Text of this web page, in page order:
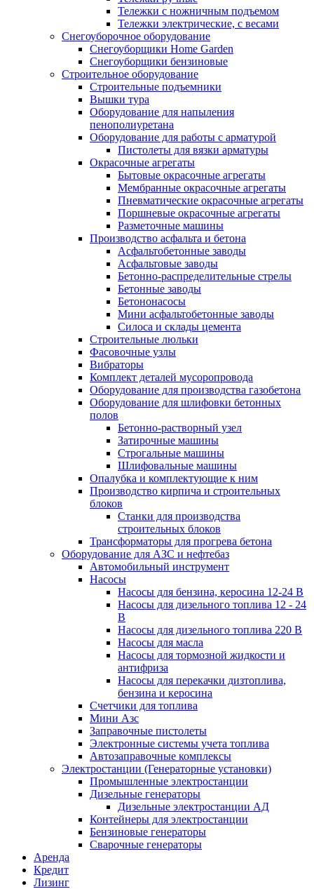
Тележки с ножничным подъемом
Тележки электрические, с весами
Снегоуборочное оборудование
Снегоуборщики Home Garden
Снегоуборщики бензиновые
Строительное оборудование
Cтроительные подъемники
Вышки тура
Оборудование для напыления
пенополиуретана
Оборудование для работы с арматурой
Пистолеты для вязки арматуры
Окрасочные агрегаты
Бытовые окрасочные агрегаты
Мембранные окрасочные агрегаты
Пневматические окрасочные агрегаты
Поршневые окрасочные агрегаты
Разметочные машины
Производство асфальта и бетона
Асфальтобетонные заводы
Асфальтовые заводы
Бетонно-распределительные стрелы
Бетонные заводы
Бетононасосы
Мини асфальтобетонные заводы
Силоса и склады цемента
Строительные люльки
Фасовочные узлы
Вибраторы
Комплект деталей мусоропровода
Оборудование для производства газобетона
Оборудование для шлифовки бетонных
полов
Бетонно-растворный узел
Затирочные машины
Строгальные машины
Шлифовальные машины
Опалубка и комплектующие к ним
Производство кирпича и строительных
блоков
Cтанки для производства
строительных блоков
Трансформаторы для прогрева бетона
Оборудование для АЗС и нефтебаз
Автомобильный инструмент
Насосы
Насосы для бензина, керосина 12-24 В
Насосы для дизельного топлива 12 - 24
В
Насосы для дизельного топлива 220 В
Насосы для масла
Насосы для тормозной жидкости и
антифриза
Насосы для перекачки дизтоплива,
бензина и керосина
Счетчики для топлива
Мини Азс
Заправочные пистолеты
Электронные системы учета топлива
Автозаправочные комплексы
Электростанции (Генераторные установки)
Промышленные электростанции
Дизельные генераторы
Дизельные электростанции АД
Контейнеры для электростанции
Бензиновые генераторы
Сварочные генераторы
Аренда
Кредит
Лизинг